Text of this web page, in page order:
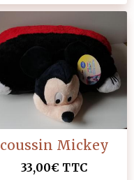
coussin Mickey
33,00€ TTC